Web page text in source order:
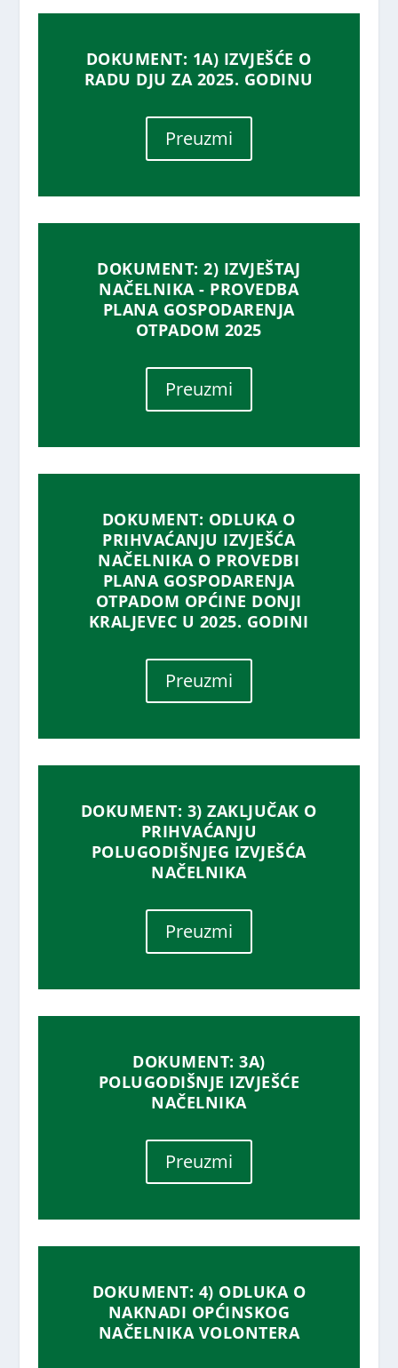
DOKUMENT: 1A) IZVJEŠĆE O
RADU DJU ZA 2025. GODINU
Preuzmi
DOKUMENT: 2) IZVJEŠTAJ
NAČELNIKA - PROVEDBA
PLANA GOSPODARENJA
OTPADOM 2025
Preuzmi
DOKUMENT: ODLUKA O
PRIHVAĆANJU IZVJEŠĆA
NAČELNIKA O PROVEDBI
PLANA GOSPODARENJA
OTPADOM OPĆINE DONJI
KRALJEVEC U 2025. GODINI
Preuzmi
DOKUMENT: 3) ZAKLJUČAK O
PRIHVAĆANJU
POLUGODIŠNJEG IZVJEŠĆA
NAČELNIKA
Preuzmi
DOKUMENT: 3A)
POLUGODIŠNJE IZVJEŠĆE
NAČELNIKA
Preuzmi
DOKUMENT: 4) ODLUKA O
NAKNADI OPĆINSKOG
NAČELNIKA VOLONTERA